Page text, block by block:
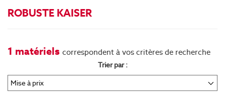
ROBUSTE KAISER
1 matériels correspondent à vos critères de recherche
Trier par :